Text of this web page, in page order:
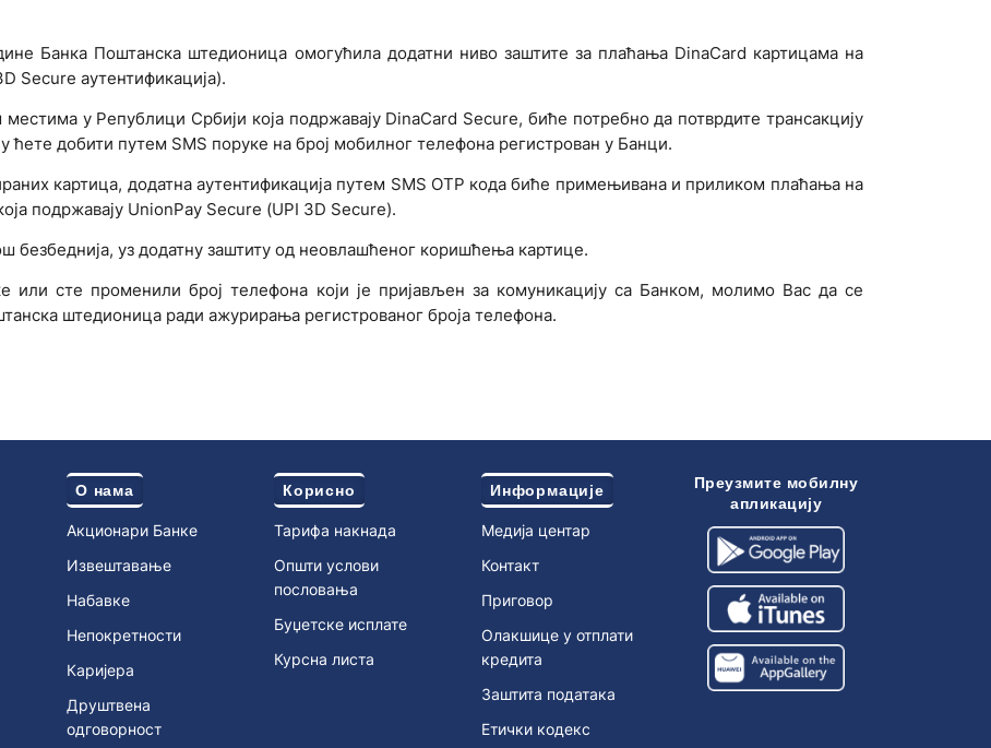
Банка Поштанска штедионица омогућила додатни ниво заштите за плаћања DinaCard картицама на
Secure аутентификација).
у Републици Србији која подржавају DinaCard Secure, биће потребно да потврдите трансакцију
ћете добити путем SMS поруке на број мобилног телефона регистрован у Банци.
картица, додатна аутентификација путем SMS OTP кода биће примењивана и приликом плаћања на
подржавају UnionPay Secure (UPI 3D Secure).
безбеднија, уз додатну заштиту од неовлашћеног коришћења картице.
или сте променили број телефона који је пријављен за комуникацију са Банком, молимо Вас да се
штедионица ради ажурирања регистрованог броја телефона.
О нама
Акционари Банке
Извештавање
Набавке
Непокретности
Каријера
Друштвена
одговорност
Корисно
Тарифа накнада
Општи услови
пословања
Буџетске исплате
Курсна листа
Информације
Медија центар
Контакт
Приговор
Олакшице у отплати
кредита
Заштита података
Етички кодекс
Преузмите мобилну
апликацију